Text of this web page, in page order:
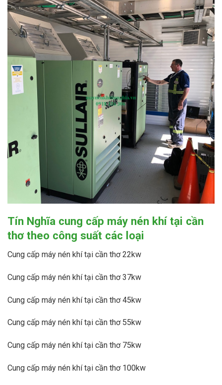
Tín Nghĩa cung cấp máy nén khí tại cần
thơ theo công suất các loại
Cung cấp máy nén khí tại cần thơ 22kw
Cung cấp máy nén khí tại cần thơ 37kw
Cung cấp máy nén khí tại cần thơ 45kw
Cung cấp máy nén khí tại cần thơ 55kw
Cung cấp máy nén khí tại cần thơ 75kw
Cung cấp máy nén khí tại cần thơ 100kw